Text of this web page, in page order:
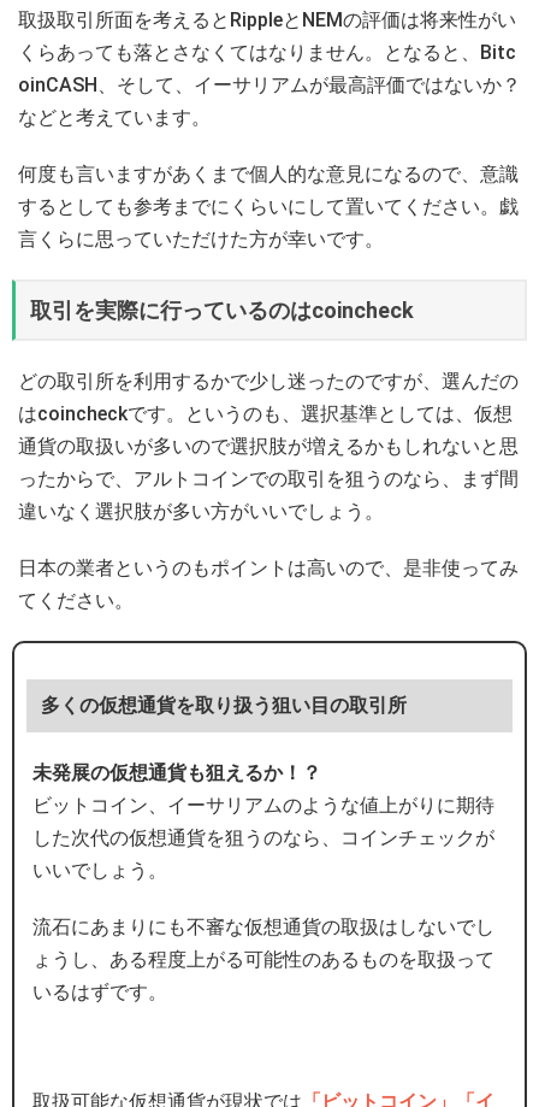
取扱取引所面を考えるとRippleとNEMの評価は将来性がい
くらあっても落とさなくてはなりません。となると、Bitc
oinCASH、そして、イーサリアムが最高評価ではないか？
などと考えています。
何度も言いますがあくまで個人的な意見になるので、意識
するとしても参考までにくらいにして置いてください。戯
言くらに思っていただけた方が幸いです。
取引を実際に行っているのはcoincheck
どの取引所を利用するかで少し迷ったのですが、選んだの
はcoincheckです。というのも、選択基準としては、仮想
通貨の取扱いが多いので選択肢が増えるかもしれないと思
ったからで、アルトコインでの取引を狙うのなら、まず間
違いなく選択肢が多い方がいいでしょう。
日本の業者というのもポイントは高いので、是非使ってみ
てください。
多くの仮想通貨を取り扱う狙い目の取引所
未発展の仮想通貨も狙えるか！？
ビットコイン、イーサリアムのような値上がりに期待
した次代の仮想通貨を狙うのなら、コインチェックが
いいでしょう。
流石にあまりにも不審な仮想通貨の取扱はしないでし
ょうし、ある程度上がる可能性のあるものを取扱って
いるはずです。
取扱可能な仮想通貨が現状では 「ビットコイン」「イ